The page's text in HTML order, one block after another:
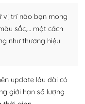
viện themes và
Bạn có thể thỏa
hợp cho mục đích
vị trí nào bạn mong
sắc,… một cách
như thương hiệu
update lâu dài có
giới hạn số lượng